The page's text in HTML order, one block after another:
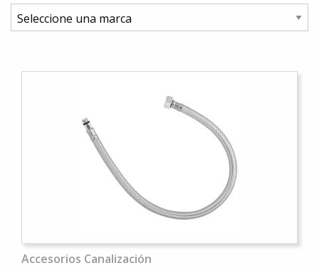
Accesorios Canalización